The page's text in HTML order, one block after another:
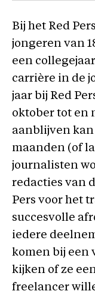
Bij het Red
jongeren van
een
carrière in de
jaar bij Red
oktober tot en
aanblijven
maanden (of
journalisten
redacties van
Pers voor het
succesvolle
iedere
komen bij een
kijken of ze
freelancer